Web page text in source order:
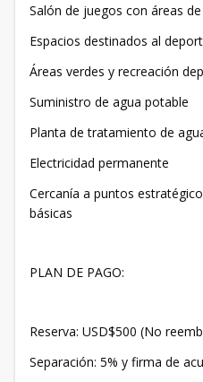
Salón de juegos con áreas
Espacios destinados al
Áreas verdes y recreación
Suministro de agua potable
Planta de tratamiento de
Electricidad permanente
Cercanía a puntos
básicas
PLAN DE PAGO:
Reserva: USD$500 (No
Separación: 5% y firma de